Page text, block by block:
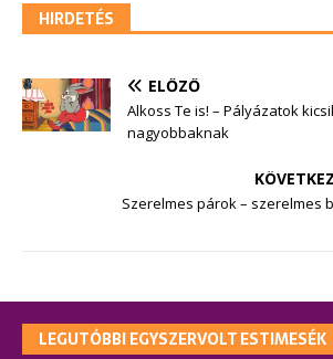
HIRDETÉS
ELŐZŐ
Alkoss Te is! – Pályázatok
nagyobbaknak
Szerelmes párok – szerelmes
LEGUTÓBBI EGYSZERVOLT ESTIMESÉK